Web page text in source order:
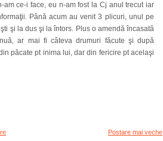
ce-i face, eu n-am fost la Cj anul trecut iar
Până acum au venit 3 plicuri, unul pe
şi la dus şi la întors. Plus o amendă încasată
ar mai fi câteva drumuri făcute şi după
păcate pt inima lui, dar din fericire pt acelaşi
Postare mai veche